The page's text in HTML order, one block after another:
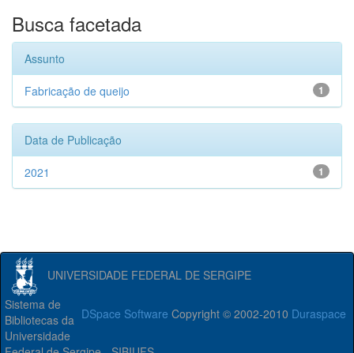
Busca facetada
Assunto
1
Fabricação de queijo
Data de Publicação
1
2021
UNIVERSIDADE FEDERAL DE SERGIPE
DSpace Software Copyright © 2002-2010 Duraspace
Sistema de
Bibliotecas da
Universidade